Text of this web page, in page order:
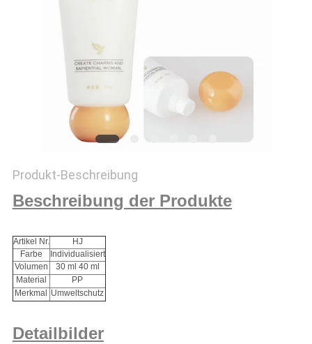
PRIVACY
POLICY
Produkt-Beschreibung
Beschreibung der Produkte
Artikel Nr.
HJ
Farbe
Individualisiert
Volumen
30 ml 40 ml
Material
PP
Merkmal
Umweltschutz
Detailbilder